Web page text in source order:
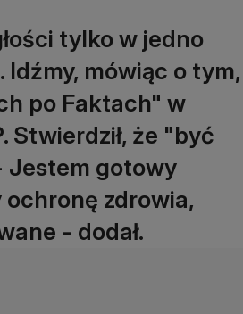
tylko w jedno
mówiąc o tym,
po Faktach" w
Stwierdził, że "być
Jestem gotowy
ochronę zdrowia,
- dodał.